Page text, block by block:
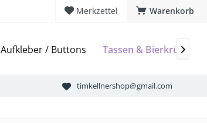
Warenkorb
Merkzettel
Aufkleber / Buttons Tassen & Bierkrüge

timkellnershop@gmail.com